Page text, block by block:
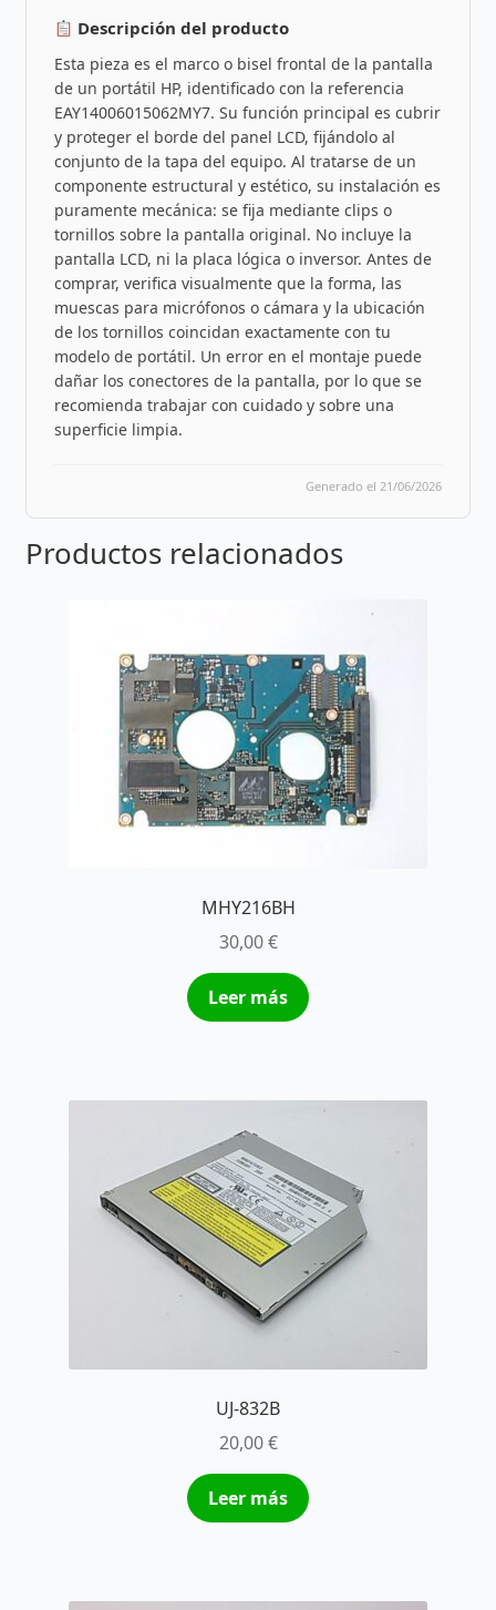
Descripción del producto
Esta pieza es el marco o bisel frontal de la pantalla
de un portátil HP, identificado con la referencia
EAY14006015062MY7. Su función principal es cubrir
y proteger el borde del panel LCD, fijándolo al
conjunto de la tapa del equipo. Al tratarse de un
componente estructural y estético, su instalación es
puramente mecánica: se fija mediante clips o
tornillos sobre la pantalla original. No incluye la
pantalla LCD, ni la placa lógica o inversor. Antes de
comprar, verifica visualmente que la forma, las
muescas para micrófonos o cámara y la ubicación
de los tornillos coincidan exactamente con tu
modelo de portátil. Un error en el montaje puede
dañar los conectores de la pantalla, por lo que se
recomienda trabajar con cuidado y sobre una
superficie limpia.
Generado el 21/06/2026
Productos relacionados
MHY216BH
30,00€
Leer más
UJ-832B
20,00€
Leer más